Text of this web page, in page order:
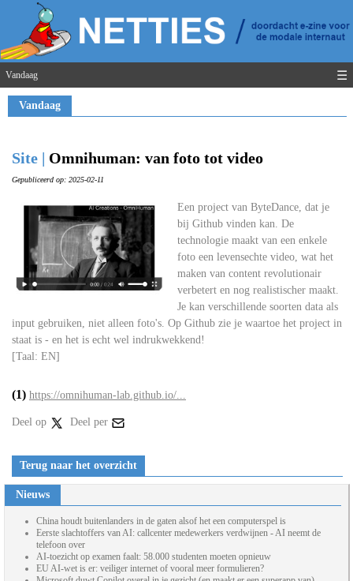
Vandaag ☰
Vandaag
Site | Omnihuman: van foto tot video
Gepubliceerd op: 2025-02-11
Een project van ByteDance, dat je
bij Github vinden kan. De
technologie maakt van een enkele
foto een levensechte video, wat het
maken van content revolutionair
verbetert en nog realistischer maakt.
Je kan verschillende soorten data als
input gebruiken, niet alleen foto's. Op Github zie je waartoe het project in
staat is - en het is echt wel indrukwekkend!
[Taal: EN]
(1) https://omnihuman-lab.github.io/...
Deel op Deel per
Terug naar het overzicht
Nieuws
China houdt buitenlanders in de gaten alsof het een computerspel is
Eerste slachtoffers van AI: callcenter medewerkers verdwijnen - AI neemt de
telefoon over
AI-toezicht op examen faalt: 58.000 studenten moeten opnieuw
EU AI-wet is er: veiliger internet of vooral meer formulieren?